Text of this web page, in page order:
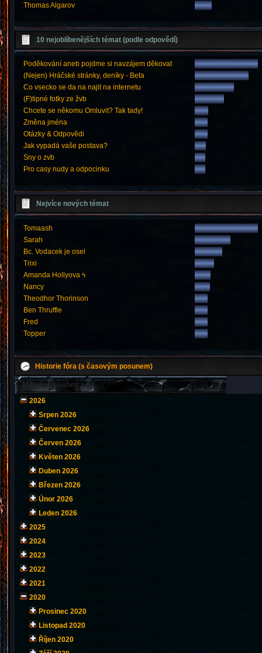
Thomas Algarov
10 nejoblíbenějších témat (podle odpovědí)
Poděkování aneb pojdme si navzájem děkovat
(Nejen) Hráčské stránky, deníky - Beta
Co vsecko se da na najit na internetu
(F)tipné fotky ze žvb
Chcete se někomu Omluvit? Tak tady!
Změna jména
Otázky & Odpovědi
Jak vypadá vaše postava?
Sny o zvb
Pro casy nudy a odpocinku
Nejvíce nových témat
Tomaash
Sarah
Bc. Vodacek je osel
Trixi
Amanda Hollyova ϟ
Nancy
Theodhor Thorinson
Ben Thruffle
Fred
Topper
Historie fóra (s časovým posunem)
Měsíční souhrn
2026
Srpen 2026
Červenec 2026
Červen 2026
Květen 2026
Duben 2026
Březen 2026
Únor 2026
Leden 2026
2025
2024
2023
2022
2021
2020
Prosinec 2020
Listopad 2020
Říjen 2020